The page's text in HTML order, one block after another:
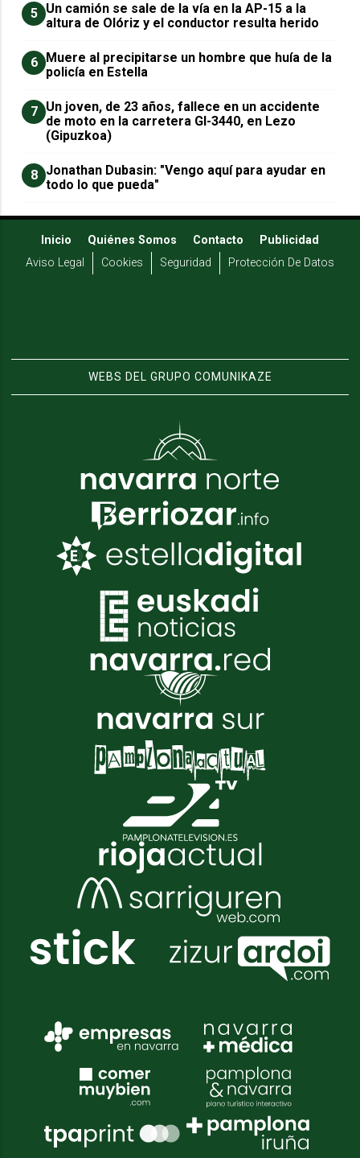
5 Un camión se sale de la vía en la AP-15 a la
altura de Olóriz y el conductor resulta herido
6
Muere al precipitarse un hombre que huía de la
policía en Estella
7 Un joven, de 23 años, fallece en un accidente
de moto en la carretera GI-3440, en Lezo
(Gipuzkoa)
8 Jonathan Dubasin: "Vengo aquí para ayudar en
todo lo que pueda"
Inicio Quiénes Somos Contacto
Publicidad
Aviso Legal
Cookies Seguridad Protección De Datos
WEBS DEL GRUPO COMUNIKAZE